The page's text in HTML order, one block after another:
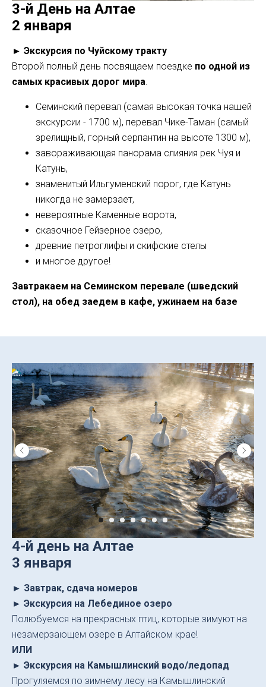
3-й День на Алтае
2 января
► Экскурсия по Чуйскому тракту
Второй полный день посвящаем поездке по одной из
самых красивых дорог мира.
Семинский перевал (самая высокая точка нашей
экскурсии - 1700 м), перевал Чике-Таман (самый
зрелищный, горный серпантин на высоте 1300 м),
завораживающая панорама слияния рек Чуя и
Катунь,
знаменитый Ильгуменский порог, где Катунь
никогда не замерзает,
невероятные Каменные ворота,
сказочное Гейзерное озеро,
древние петроглифы и скифские стелы
и многое другое!
Завтракаем на Семинском перевале (шведский
стол), на обед заедем в кафе, ужинаем на базе
4-й день на Алтае
3 января
► Завтрак, сдача номеров
► Экскурсия на Лебединое озеро
Полюбуемся на прекрасных птиц, которые зимуют на
незамерзающем озере в Алтайском крае!
ИЛИ
► Экскурсия на Камышлинский водо/ледопад
Прогуляемся по зимнему лесу на Камышлинский